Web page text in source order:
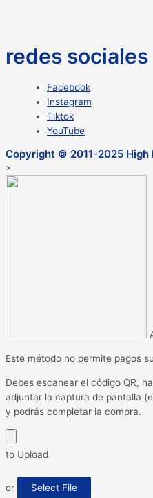
redes sociales
Facebook
Instagram
Tiktok
YouTube
Copyright © 2011-2025 High
×
Este método no permite pagos
Debes escanear el código QR,
adjuntar la captura de pantalla
y podrás completar la compra.
to Upload
or
Select File